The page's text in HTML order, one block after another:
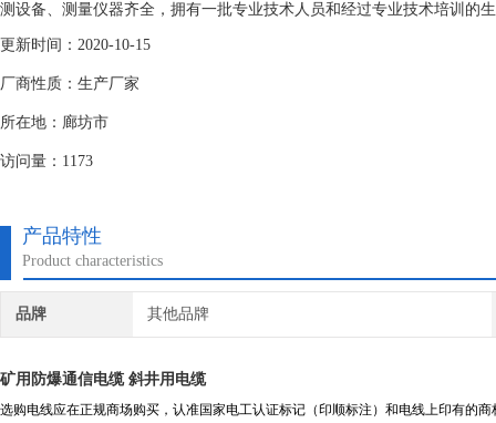
测设备、测量仪器齐全，拥有一批专业技术人员和经过专业技术培训的
电缆。
更新时间：2020-10-15
厂商性质：生产厂家
所在地：廊坊市
访问量：1173
产品特性
Product characteristics
品牌 其他品牌
矿用防爆通信电缆 斜井用电缆
选购电线应在正规商场购买，认准国家电工认证标记（印顺标注）和电线上印有的商